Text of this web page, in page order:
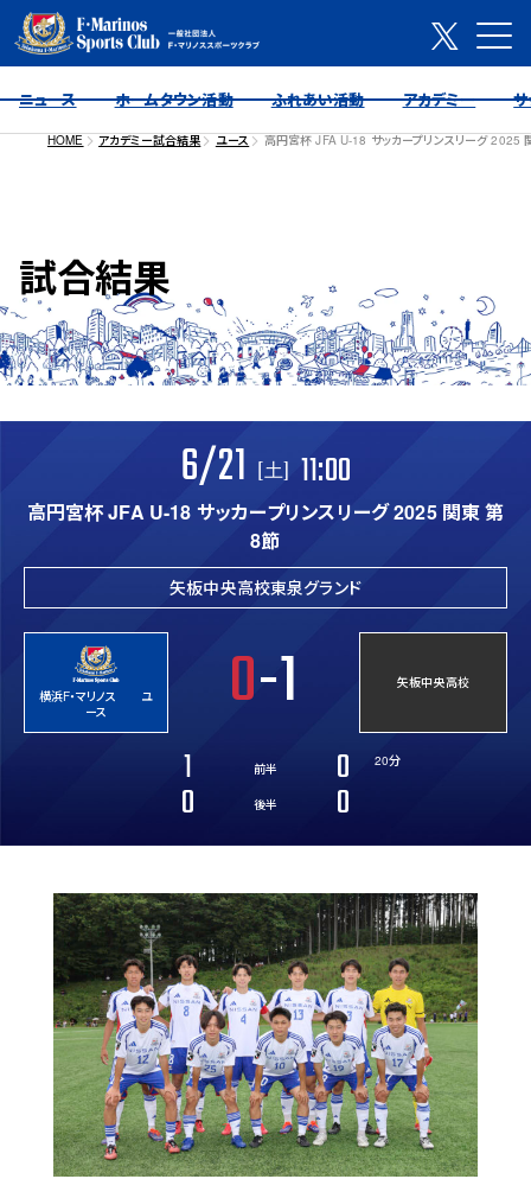
ニュース ホームタウン活動 ふれあい活動 アカデミー
HOME アカデミー試合結果 ユース 高円宮杯 JFA U-18 サッカープリンスリーグ 2025
試合結果
6/21 [土] 11:00
高円宮杯 JFA U-18 サッカープリンスリーグ 2025 関東 第
8節
矢板中央高校東泉グランド
横浜F・マリノス ユ
ース
0-1 矢板中央高校
1 前半 0
0 後半 0
20分